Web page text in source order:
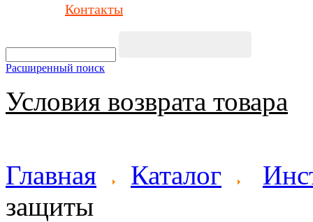
Контакты
Расширенный поиск
Условия возврата товара
Главная Каталог
защиты